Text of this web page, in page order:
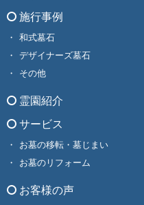
施行事例
和式墓石
デザイナーズ墓石
その他
霊園紹介
サービス
お墓の移転・墓じまい
お墓のリフォーム
お客様の声